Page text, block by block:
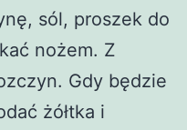
sól, proszek do
nożem. Z
Gdy będzie
żółtka i